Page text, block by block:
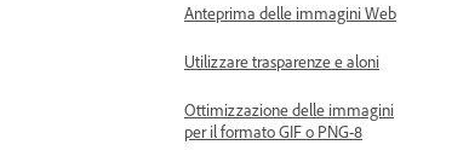
Anteprima delle immagini Web
Utilizzare trasparenze e aloni
Ottimizzazione delle immagini
per il formato GIF o PNG-8